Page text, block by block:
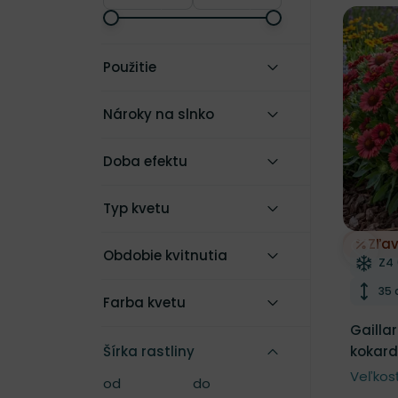
Použitie
Nároky na slnko
Doba efektu
Typ kvetu
Obdobie kvitnutia
Farba kvetu
Šírka rastliny
Šírka rastliny
Šírka rastliny
od do
Z4
35